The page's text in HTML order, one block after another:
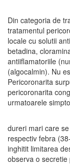
Din categoria de
tratamentul
locale cu solutii
betadina,
antiiflamatoriile
(algocalmin). Nu
Pericoronarita
pericoronarita
urmatoarele
dureri mari care
respectiv febra
inghitit limitarea
observa o secretie